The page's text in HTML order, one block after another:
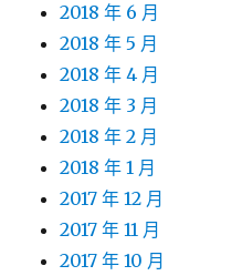
2018 年 6 月
2018 年 5 月
2018 年 4 月
2018 年 3 月
2018 年 2 月
2018 年 1 月
2017 年 12 月
2017 年 11 月
2017 年 10 月